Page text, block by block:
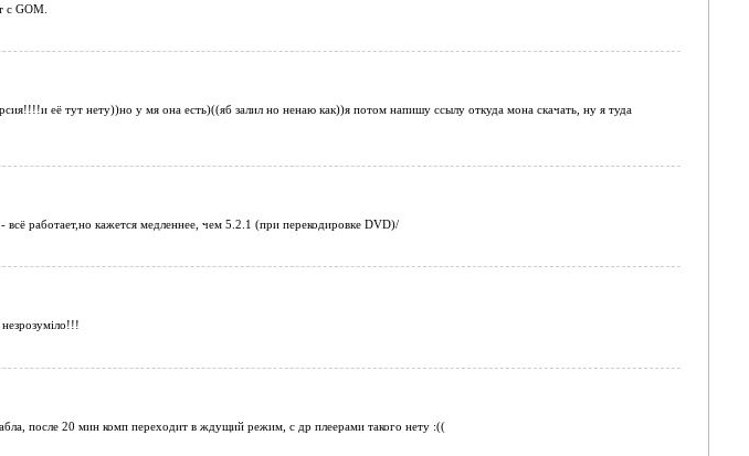
с GOM.
её тут нету))но у мя она есть)((яб залил но ненаю как))я потом напишу ссылу откуда мона скачать, ну я туда
всё работает,но кажется медленнее, чем 5.2.1 (при перекодировке DVD)/
после 20 мин комп переходит в ждущий режим, с др плеерами такого нету :((